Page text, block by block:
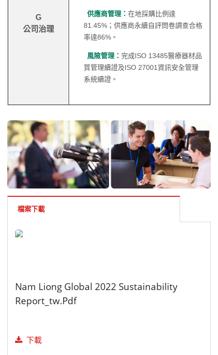
G
公司治理
供應商管理： 在地採購比例達
81.45%；供應商永續自評問卷調查合格
率達86%。
風險管理： 完成ISO 13485醫療器材品
質管理續證及ISO 27001資訊安全管理
系統續證。
檔案下載
Nam Liong Global 2022 Sustainability
Report_tw.pdf
下載